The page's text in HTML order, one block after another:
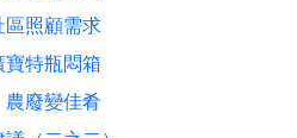
照顧需求
特瓶悶箱
廢變佳肴